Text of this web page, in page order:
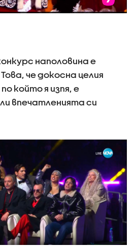
наполовина е
че докосна целия
който я изпя, е
впечатленията си